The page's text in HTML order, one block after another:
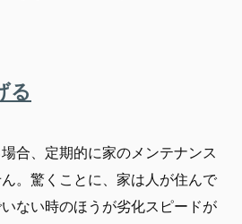
る
合、定期的に家のメンテナンス
。驚くことに、家は人が住んで
ない時のほうが劣化スピードが